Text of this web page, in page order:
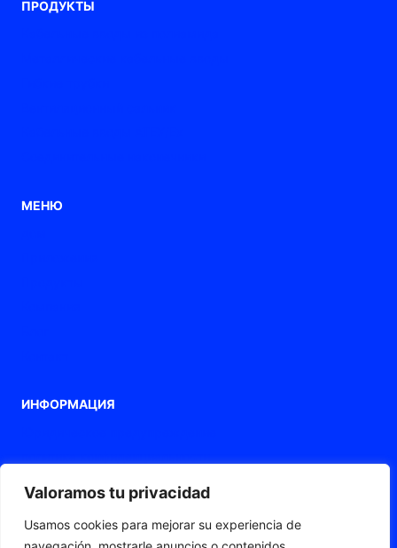
Valoramos tu privacidad
Usamos cookies para mejorar su experiencia de
ПРОДУКТЫ
МЕНЮ
ИНФОРМАЦИЯ
Заявление о доступности
Веб-карта